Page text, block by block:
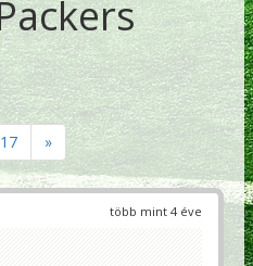
17 »
több mint 4 éve